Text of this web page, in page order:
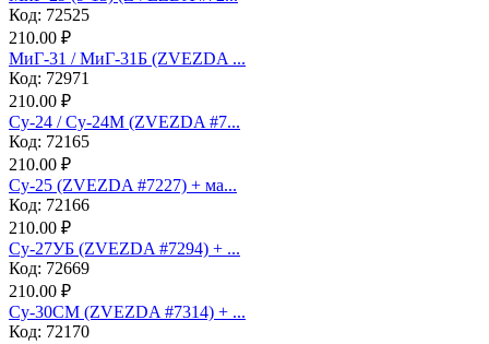
Код: 72525
210.00 ₽
МиГ-31 / МиГ-31Б (ZVEZDA ...
Код: 72971
210.00 ₽
Су-24 / Су-24М (ZVEZDA #7...
Код: 72165
210.00 ₽
Су-25 (ZVEZDA #7227) + ма...
Код: 72166
210.00 ₽
Су-27УБ (ZVEZDA #7294) + ...
Код: 72669
210.00 ₽
Су-30СМ (ZVEZDA #7314) + ...
Код: 72170